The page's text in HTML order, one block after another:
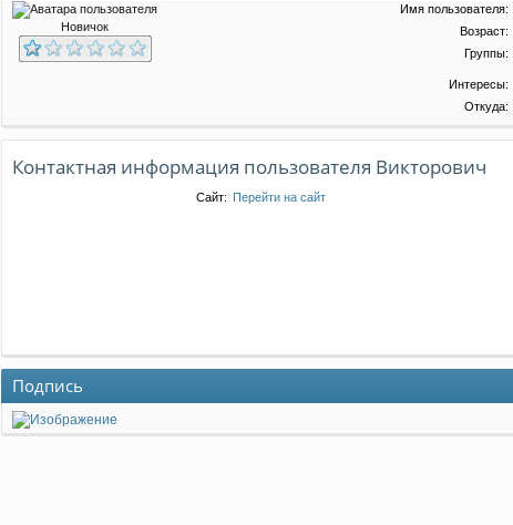
Новичок
Имя пользователя:
Возраст:
Группы:
Интересы:
Откуда:
Контактная информация пользователя Викторович
Сайт: Перейти на сайт
Подпись